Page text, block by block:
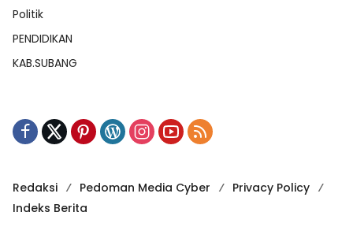
Politik
PENDIDIKAN
KAB.SUBANG
Redaksi Pedoman Media Cyber
Privacy Policy
Indeks Berita